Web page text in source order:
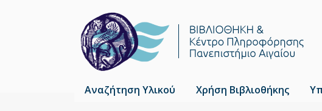
Αναζήτηση Υλικού Χρήση Βιβλιοθήκης